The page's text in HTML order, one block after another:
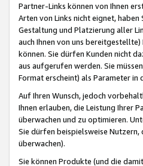
Partner-Links können von Ihnen
Arten von Links nicht eignet,
Gestaltung und Platzierung aller
auch Ihnen von uns
können. Sie dürfen Kunden nicht
aus aufgerufen werden. Sie
Format erscheint) als Parameter in
Auf Ihren Wunsch, jedoch
Ihnen erlauben, die Leistung Ihrer
überwachen und zu optimieren.
Sie dürfen beispielsweise
überwachen).
Sie können Produkte (und die